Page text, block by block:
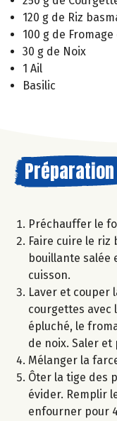
120 g de Riz
100 g de
30 g de Noix
1 Ail
Basilic
Préparation
Préchauffer le
Faire cuire le riz
bouillante salée
cuisson.
Laver et couper
courgettes avec
épluché, le
de noix. Saler et
Mélanger la
Ôter la tige des
évider. Remplir
enfourner pour